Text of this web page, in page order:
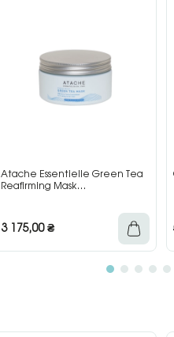
Atache Essentielle Green Tea
Reafirming Mask
3 175,00₴